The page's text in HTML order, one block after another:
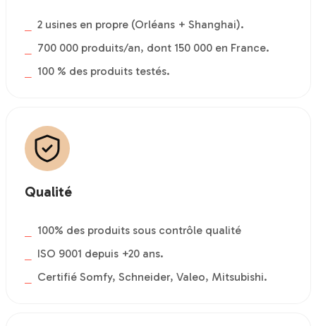
2 usines en propre (Orléans + Shanghai).
700 000 produits/an, dont 150 000 en France.
100 % des produits testés.
Qualité
100% des produits sous contrôle qualité
ISO 9001 depuis +20 ans.
Certifié Somfy, Schneider, Valeo, Mitsubishi.